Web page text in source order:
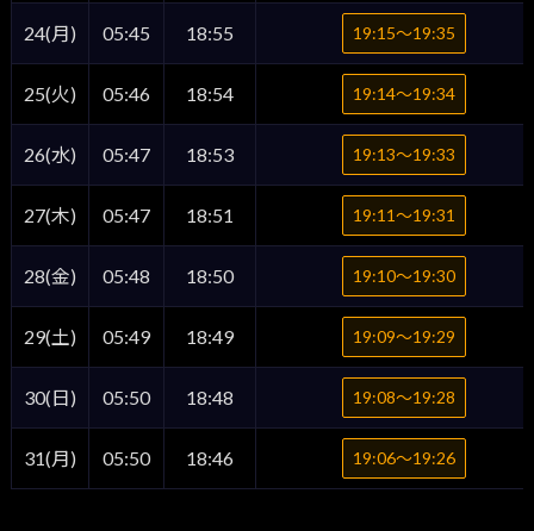
24(月) 05:45 18:55 19:15〜19:35
25(火) 05:46 18:54 19:14〜19:34
26(水) 05:47 18:53 19:13〜19:33
27(木) 05:47 18:51 19:11〜19:31
28(金) 05:48 18:50 19:10〜19:30
29(土) 05:49 18:49 19:09〜19:29
30(日) 05:50 18:48 19:08〜19:28
31(月) 05:50 18:46 19:06〜19:26